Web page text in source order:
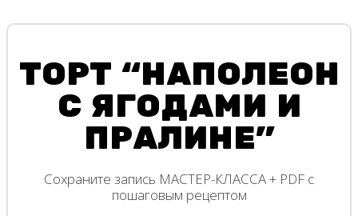
ТОРТ “НАПОЛЕОН
С ЯГОДАМИ И
ПРАЛИНЕ”
Сохраните запись МАСТЕР-КЛАССА + PDF с
пошаговым рецептом